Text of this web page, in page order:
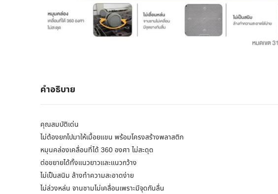
คำอธิบาย
คุณสมบัติเด่น
ไม่ต้องยกไปมาให้เมื้อยแขน พร้อมโครงสร้างพลาสติก
หมุนคล่องเคลื่อนที่ได้ 360 องศา ไม่สะดุด
ต่อขยายได้ทั้งแนวยาวและแนวกว้าง
ไม่เป็นสนิม ล้างทำความสะอาดง่าย
ไม่ล่วงหล่น จานชามไม่เคลื่อนเพราะมีจุดกันลื่น